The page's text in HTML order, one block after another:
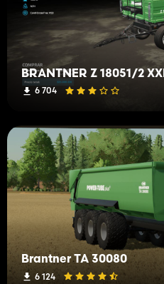
6 704
Brantner TA 30080
6 124